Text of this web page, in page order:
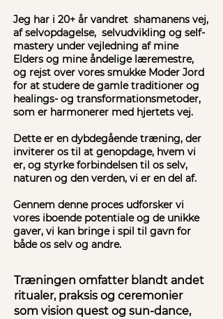
Velkommen, mit navn er Betina Bliss
Jeg er så glad for, du er her!
Jeg har i 20+ år vandret shamanens vej,
af selvopdagelse, selvudvikling og self-
mastery under vejledning af mine
Elders og mine åndelige læremestre,
og rejst over vores smukke Moder Jord
for at studere de gamle traditioner og
healings- og transformationsmetoder,
som er harmonerer med hjertets vej.
Dette er en dybdegående træning, der
inviterer os til at genopdage, hvem vi
er, og styrke forbindelsen til os selv,
naturen og den verden, vi er en del af.
Gennem denne proces udforsker vi
vores iboende potentiale og de unikke
gaver, vi kan bringe i spil til gavn for
både os selv og andre.
Træningen omfatter blandt andet
ritualer, praksis og ceremonier
som vision quest og sun-dance,